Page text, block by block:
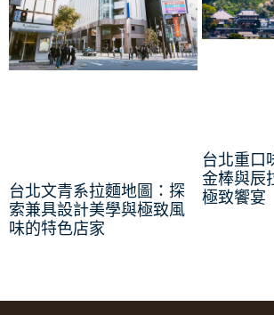
台北文青系拉麵地圖：探
索兼具設計美學與極致風
味的特色店家
台北重口
金棒與辰
極致饗宴